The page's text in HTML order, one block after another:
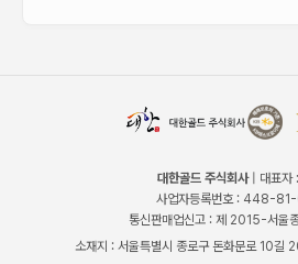
대한골드 주식회사| 대표자
사업자등록번호 : 448-
통신판매업신고 : 제 2015-서울
소재지 : 서울특별시 종로구 돈화문로 10길